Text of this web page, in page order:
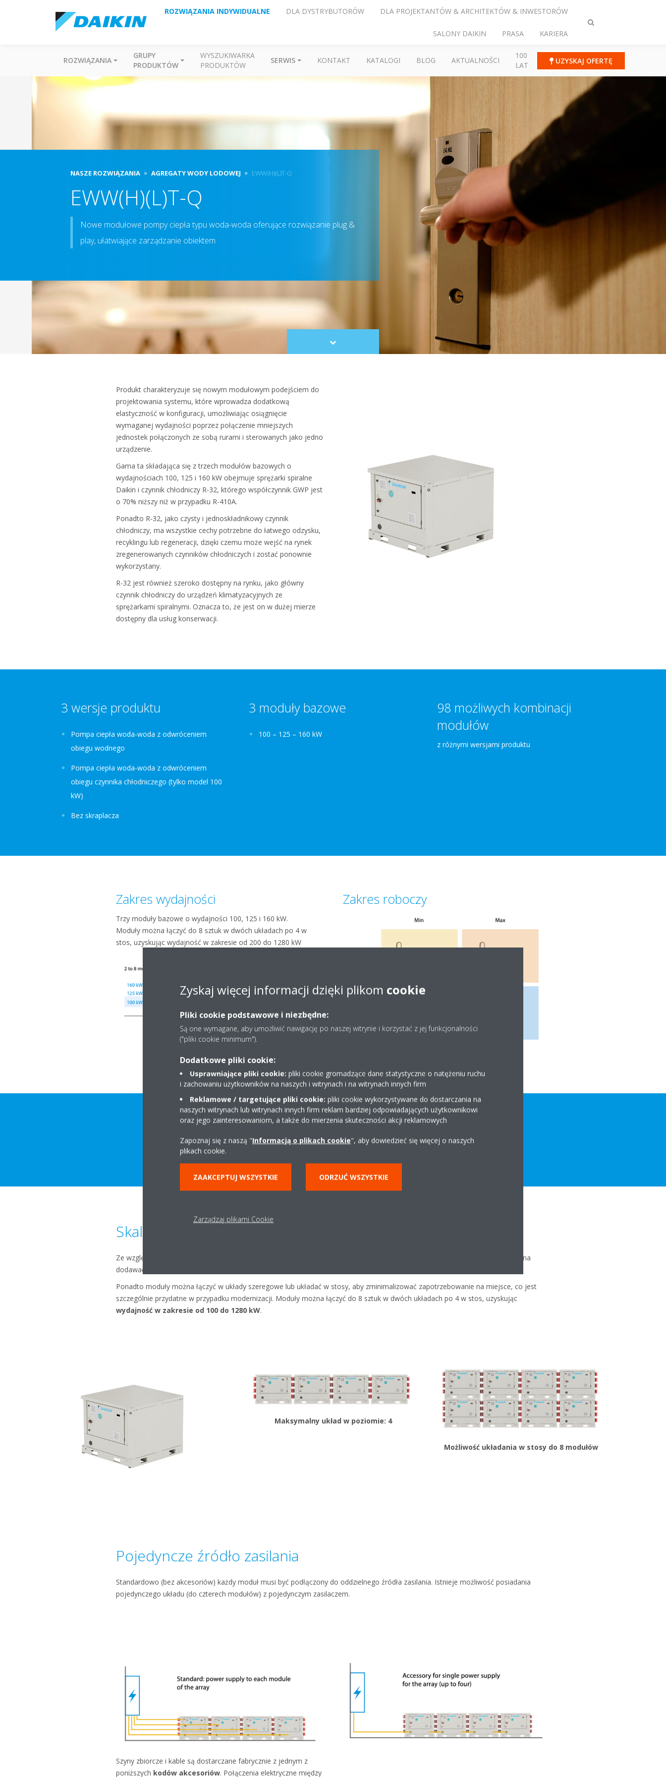
Przełącz
ROZWIĄZANIA INDYWIDUALNE DLA DYSTRYBUTORÓW DLA PROJEKTANTÓW & ARCHITEKTÓW & INWESTORÓW
SALONY DAIKIN PRASA KARIERA
ROZWIĄZANIA
GRUPY
PRODUKTÓW
WYSZUKIWARKA
PRODUKTÓW
SERWIS KONTAKT KATALOGI BLOG AKTUALNOŚCI
100
LAT
UZYSKAJ OFERTĘ
NASZE ROZWIĄZANIA AGREGATY WODY LODOWEJ EWW(H)(L)T-Q
EWW(H)(L)T-Q
Nowe modułowe pompy ciepła typu woda-woda oferujące rozwiązanie plug &
play, ułatwiające zarządzanie obiektem
Scroll
to
Produkt charakteryzuje się nowym modułowym podejściem do
projektowania systemu, które wprowadza dodatkową
elastyczność w konfiguracji, umożliwiając osiągnięcie
wymaganej wydajności poprzez połączenie mniejszych
jednostek połączonych ze sobą rurami i sterowanych jako jedno
urządzenie.
Gama ta składająca się z trzech modułów bazowych o
wydajnościach 100, 125 i 160 kW obejmuje sprężarki spiralne
Daikin i czynnik chłodniczy R-32, którego współczynnik GWP jest
o 70% niższy niż w przypadku R-410A.
Ponadto R-32, jako czysty i jednoskładnikowy czynnik
chłodniczy, ma wszystkie cechy potrzebne do łatwego odzysku,
recyklingu lub regeneracji, dzięki czemu może wejść na rynek
zregenerowanych czynników chłodniczych i zostać ponownie
wykorzystany.
R-32 jest również szeroko dostępny na rynku, jako główny
czynnik chłodniczy do urządzeń klimatyzacyjnych ze
sprężarkami spiralnymi. Oznacza to, że jest on w dużej mierze
dostępny dla usług konserwacji.
3 wersje produktu
Pompa ciepła woda-woda z odwróceniem
obiegu wodnego
Pompa ciepła woda-woda z odwróceniem
obiegu czynnika chłodniczego (tylko model 100
kW)
Bez skraplacza
3 moduły bazowe
100 – 125 – 160 kW
98 możliwych kombinacji
modułów
z różnymi wersjami produktu
Zakres wydajności
Trzy moduły bazowe o wydajności 100, 125 i 160 kW.
Moduły można łączyć do 8 sztuk w dwóch układach po 4 w
stos, uzyskując wydajność w zakresie od 200 do 1280 kW
Zakres roboczy
Zalety produktu
Skalowalność i niewielkie rozmiary
Ze względu na ich modułową budowę, nowe jednostki EW(W)(H)(L)T-Q A oferują wysoki potencjał skalowalności. Moduły można
dodawać w razie potrzeby, zgodnie z planem budowy budynku.
Ponadto moduły można łączyć w układy szeregowe lub układać w stosy, aby zminimalizować zapotrzebowanie na miejsce, co jest
szczególnie przydatne w przypadku modernizacji. Moduły można łączyć do 8 sztuk w dwóch układach po 4 w stos, uzyskując
wydajność w zakresie od 100 do 1280 kW.
Maksymalny układ w poziomie: 4
Możliwość układania w stosy do 8 modułów
Pojedyncze źródło zasilania
Standardowo (bez akcesoriów) każdy moduł musi być podłączony do oddzielnego źródła zasilania. Istnieje możliwość posiadania
pojedynczego układu (do czterech modułów) z pojedynczym zasilaczem.
Szyny zbiorcze i kable są dostarczane fabrycznie z jednym z
poniższych kodów akcesoriów. Połączenia elektryczne między
Zyskaj więcej informacji dzięki plikom cookie
Pliki cookie podstawowe i niezbędne:
Są one wymagane, aby umożliwić nawigację po naszej witrynie i korzystać z jej funkcjonalności
("pliki cookie minimum").
Dodatkowe pliki cookie:
Usprawniające pliki cookie: pliki cookie gromadzące dane statystyczne o natężeniu ruchu
i zachowaniu użytkowników na naszych i witrynach i na witrynach innych firm
Reklamowe / targetujące pliki cookie: pliki cookie wykorzystywane do dostarczania na
naszych witrynach lub witrynach innych firm reklam bardziej odpowiadających użytkownikowi
oraz jego zainteresowaniom, a także do mierzenia skuteczności akcji reklamowych
Zapoznaj się z naszą "Informacją o plikach cookie", aby dowiedzieć się więcej o naszych
plikach cookie.
ZAAKCEPTUJ WSZYSTKIE ODRZUĆ WSZYSTKIE
Zarządzaj plikami Cookie